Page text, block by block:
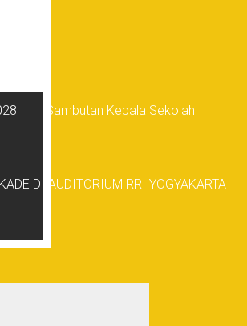
Sambutan Kepala Sekolah
DI AUDITORIUM RRI YOGYAKARTA